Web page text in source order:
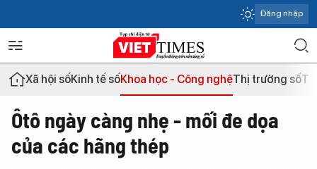
Đăng nhập
Xã hội sốKinh tế sốKhoa học - Công nghệThị trường số
Ôtô ngày càng nhẹ - mối đe dọa
của các hãng thép